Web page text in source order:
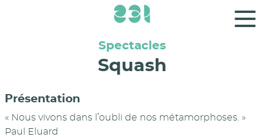
Panneau de gestion des cookies
Spectacles
Squash
Présentation
« Nous vivons dans l’oubli de nos métamorphoses. »
Paul Eluard